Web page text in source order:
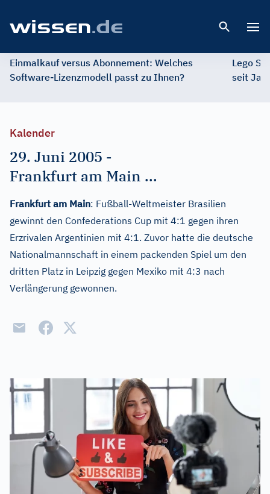
Einmalkauf versus Abonnement: Welches
Software-Lizenzmodell passt zu Ihnen?
Lego
seit
Kalender
29. Juni 2005 -
Frankfurt am Main ...
Frankfurt am Main: Fußball-Weltmeister Brasilien
gewinnt den Confederations Cup mit 4:1 gegen ihren
Erzrivalen Argentinien mit 4:1. Zuvor hatte die deutsche
Nationalmannschaft in einem packenden Spiel um den
dritten Platz in Leipzig gegen Mexiko mit 4:3 nach
Verlängerung gewonnen.